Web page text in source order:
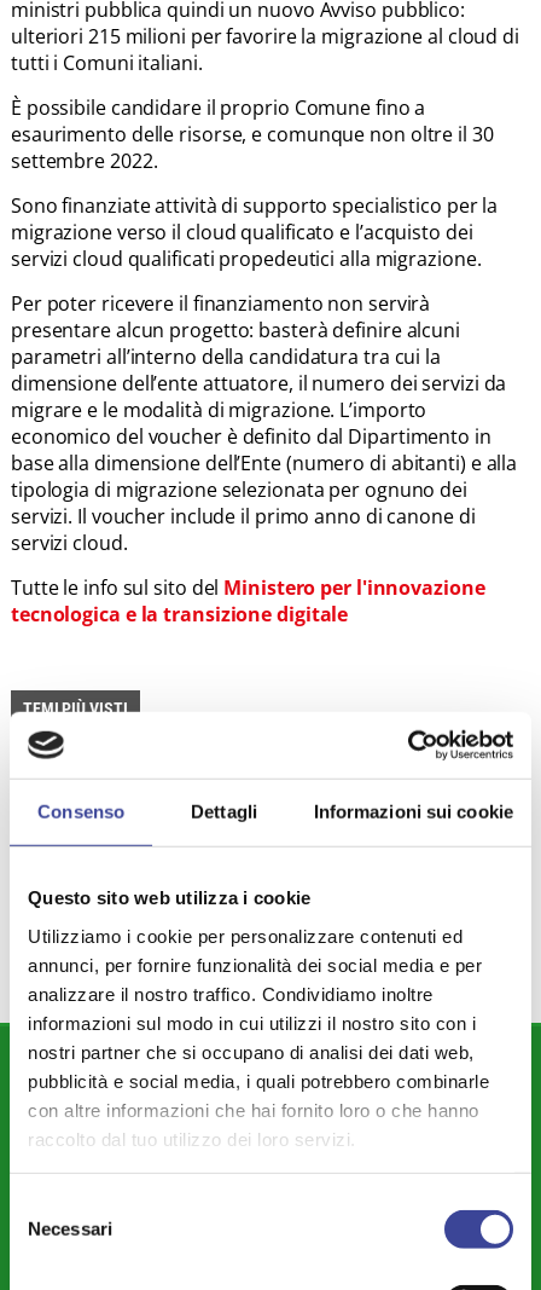
Consenso Dettagli Informazioni sui cookie
Questo sito web utilizza i cookie
Utilizziamo i cookie per personalizzare contenuti ed
annunci, per fornire funzionalità dei social media e per
analizzare il nostro traffico. Condividiamo inoltre
informazioni sul modo in cui utilizzi il nostro sito con i
nostri partner che si occupano di analisi dei dati web,
pubblicità e social media, i quali potrebbero combinarle
con altre informazioni che hai fornito loro o che hanno
raccolto dal tuo utilizzo dei loro servizi.
delNecessari
ministri pubblica quindi un nuovo Avviso pubblico:
ulteriori 215 milioni per favorire la migrazione al cloud di
tutti i Comuni italiani.
È possibile candidare il proprio Comune fino a
esaurimento delle risorse, e comunque non oltre il 30
settembre 2022.
Sono finanziate attività di supporto specialistico per la
migrazione verso il cloud qualificato e l’acquisto dei
servizi cloud qualificati propedeutici alla migrazione.
Per poter ricevere il finanziamento non servirà
presentare alcun progetto: basterà definire alcuni
parametri all’interno della candidatura tra cui la
dimensione dell’ente attuatore, il numero dei servizi da
migrare e le modalità di migrazione. L’importo
economico del voucher è definito dal Dipartimento in
base alla dimensione dell’Ente (numero di abitanti) e alla
tipologia di migrazione selezionata per ognuno dei
servizi. Il voucher include il primo anno di canone di
servizi cloud.
Tutte le info sul sito del Ministero per l'innovazione
tecnologica e la transizione digitale
TEMI PIÙ VISTI
PROTOCOLLO DI INTESA
POLITICHE SOCIALI SCUOLA ,
COESIONE ISTRUZIONE
FEDERSANITA
DIPARTIMENTI
Attività Istituzionale ANCI Lombardia